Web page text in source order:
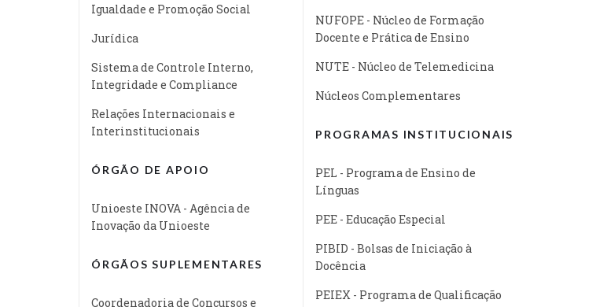
Igualdade e Promoção Social
Jurídica
Sistema de Controle Interno,
Integridade e Compliance
Relações Internacionais e
Interinstitucionais
ÓRGÃO DE APOIO
Unioeste INOVA - Agência de
Inovação da Unioeste
ÓRGÃOS SUPLEMENTARES
Coordenadoria de Concursos e
NUFOPE - Núcleo de Formação
Docente e Prática de Ensino
NUTE - Núcleo de Telemedicina
Núcleos Complementares
PROGRAMAS INSTITUCIONAIS
PEL - Programa de Ensino de
Línguas
PEE - Educação Especial
PIBID - Bolsas de Iniciação à
Docência
PEIEX - Programa de Qualificação